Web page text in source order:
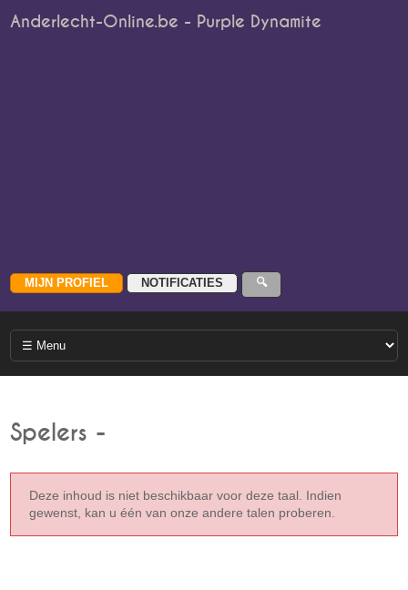
Anderlecht-Online.be - Purple Dynamite
Spelers -
Deze inhoud is niet beschikbaar voor deze taal. Indien
gewenst, kan u één van onze andere talen proberen.